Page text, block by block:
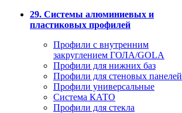
29. Системы алюминиевых и
пластиковых профилей
Профили с внутренним
закруглением ГОЛА/GOLA
Профили для нижних баз
Профили для стеновых панелей
Профили универсальные
Система КАТО
Профили для стекла